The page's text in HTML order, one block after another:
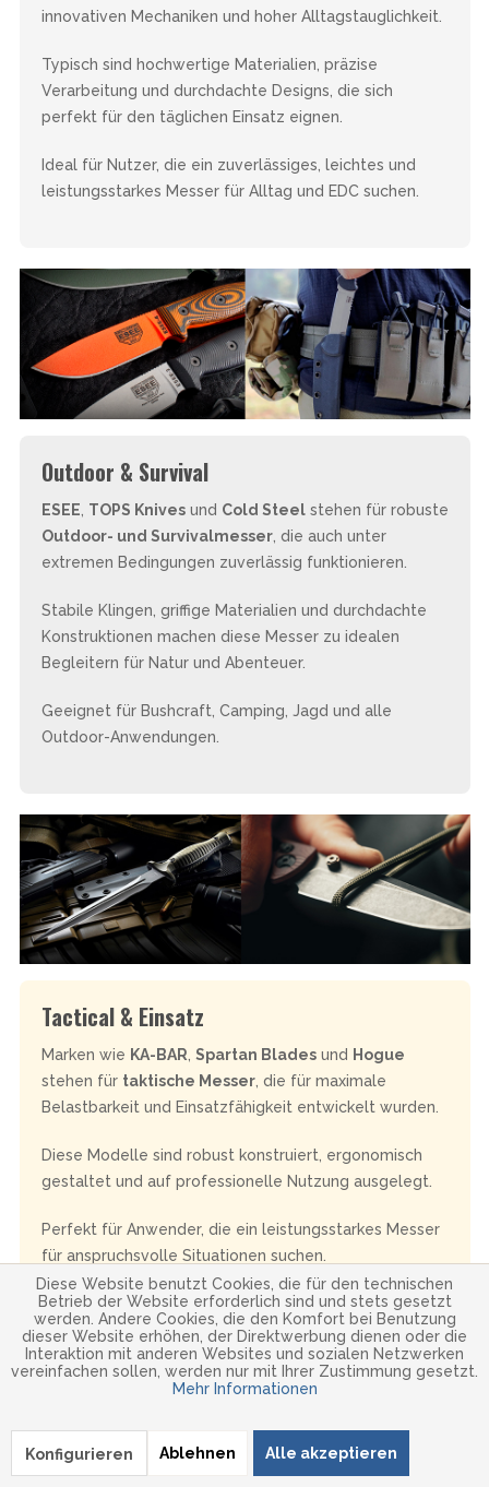
innovativen Mechaniken und hoher Alltagstauglichkeit.
Typisch sind hochwertige Materialien, präzise
Verarbeitung und durchdachte Designs, die sich
perfekt für den täglichen Einsatz eignen.
Ideal für Nutzer, die ein zuverlässiges, leichtes und
leistungsstarkes Messer für Alltag und EDC suchen.
Outdoor & Survival
ESEE TOPS Knivesund Cold Steelstehen für robuste
Outdoor- und Survivalmesser, die auch unter
extremen Bedingungen zuverlässig funktionieren.
Stabile Klingen, griffige Materialien und durchdachte
Konstruktionen machen diese Messer zu idealen
Begleitern für Natur und Abenteuer.
Geeignet für Bushcraft, Camping, Jagd und alle
Outdoor-Anwendungen.
Tactical & Einsatz
Marken wie KA-BAR, Spartan Bladesund Hogue
stehen für taktische Messer, die für maximale
Belastbarkeit und Einsatzfähigkeit entwickelt wurden.
Diese Modelle sind robust konstruiert, ergonomisch
gestaltet und auf professionelle Nutzung ausgelegt.
Perfekt für Anwender, die ein leistungsstarkes Messer
für anspruchsvolle Situationen suchen.
Buyer Guide – Welche US-Messermarke
AmerikanischeMessermarkenbieten eine enorme Vielfalt
– vom leichten
EDC-Taschenmesser bis hin zum robusten
Diese Website benutzt Cookies, die für den technischen
Betrieb der Website erforderlich sind und stets gesetzt
werden. Andere Cookies, die den Komfort bei Benutzung
dieser Website erhöhen, der Direktwerbung dienen oder die
Interaktion mit anderen Websites und sozialen Netzwerken
vereinfachen sollen, werden nur mit Ihrer Zustimmung gesetzt.
Mehr Informationen
Ablehnen Alle akzeptieren
Konfigurieren